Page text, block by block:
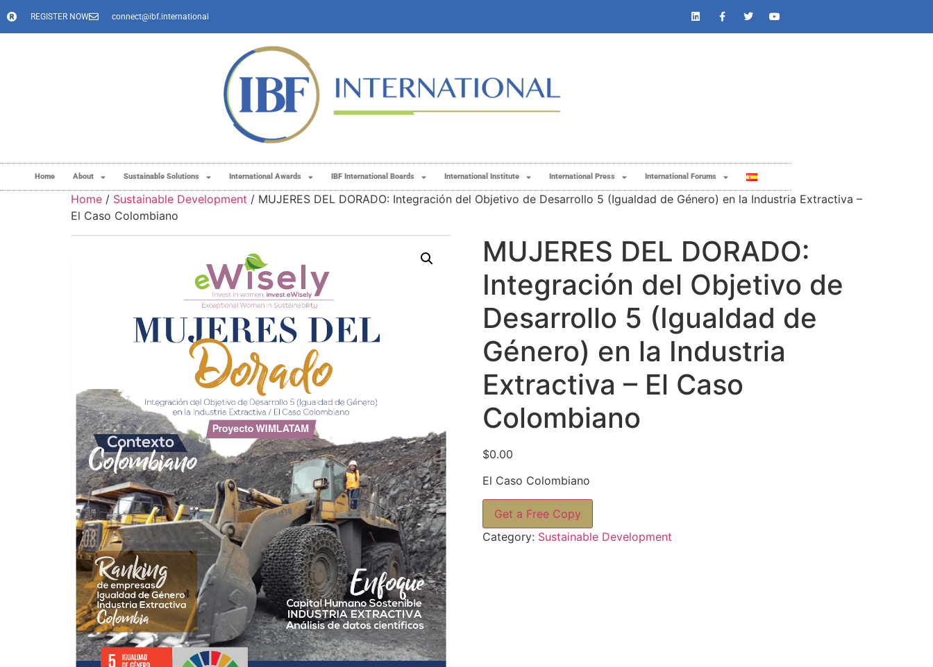
REGISTER NOW connect@ibf.international
Home About Sustainable Solutions International Awards IBF International Boards International Institute International Press International Forums
Home / Sustainable Development / MUJERES DEL DORADO: ​Integración del Objetivo de Desarrollo 5 (Igualdad de Género) en la Industria Extractiva –
El Caso Colombiano
MUJERES DEL DORADO: ​
Integración del Objetivo de
Desarrollo 5 (Igualdad de
Género) en la Industria
Extractiva – El Caso
Colombiano
$0.00
El Caso Colombiano
Get a Free Copy
Category: Sustainable Development